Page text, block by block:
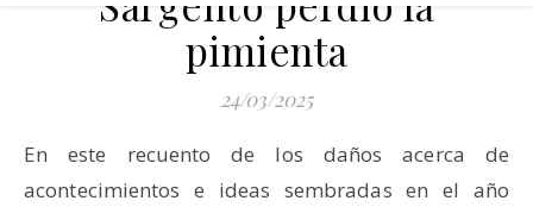
pimienta
24/03/2025
En este recuento de los daños acerca de
acontecimientos e ideas sembradas en el año